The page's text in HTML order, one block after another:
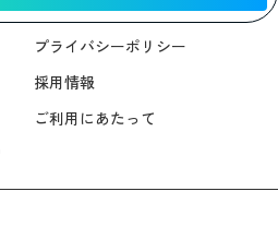
プライバシーポリシー
採用情報
ご利用にあたって